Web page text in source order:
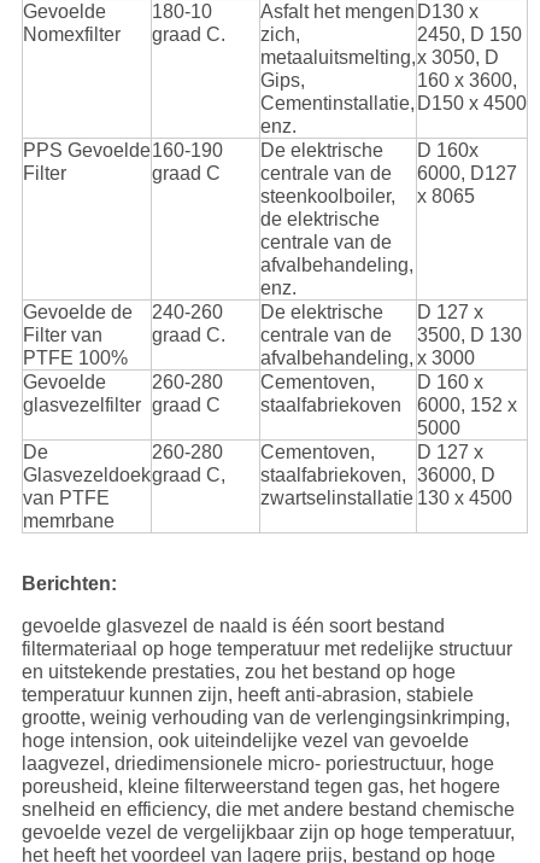
Gevoelde
Nomexfilter
180-10
graad C.
Asfalt het mengen
zich,
metaaluitsmelting,
Gips,
Cementinstallatie,
enz.
D130 x
2450, D 150
x 3050, D
160 x 3600,
D150 x 4500
PPS Gevoelde
Filter
160-190
graad C
De elektrische
centrale van de
steenkoolboiler,
de elektrische
centrale van de
afvalbehandeling,
enz.
D 160x
6000, D127
x 8065
Gevoelde de
Filter van
PTFE 100%
240-260
graad C.
De elektrische
centrale van de
afvalbehandeling,
D 127 x
3500, D 130
x 3000
Gevoelde
glasvezelfilter
260-280
graad C
Cementoven,
staalfabriekoven
D 160 x
6000, 152 x
5000
De
Glasvezeldoek
van PTFE
memrbane
260-280
graad C,
Cementoven,
staalfabriekoven,
zwartselinstallatie
D 127 x
36000, D
130 x 4500
Berichten:
gevoelde glasvezel de naald is één soort bestand
filtermateriaal op hoge temperatuur met redelijke structuur
en uitstekende prestaties, zou het bestand op hoge
temperatuur kunnen zijn, heeft anti-abrasion, stabiele
grootte, weinig verhouding van de verlengingsinkrimping,
hoge intension, ook uiteindelijke vezel van gevoelde
laagvezel, driedimensionele micro- poriestructuur, hoge
poreusheid, kleine filterweerstand tegen gas, het hogere
snelheid en efficiency, die met andere bestand chemische
gevoelde vezel de vergelijkbaar zijn op hoge temperatuur,
het heeft het voordeel van lagere prijs, bestand op hoge